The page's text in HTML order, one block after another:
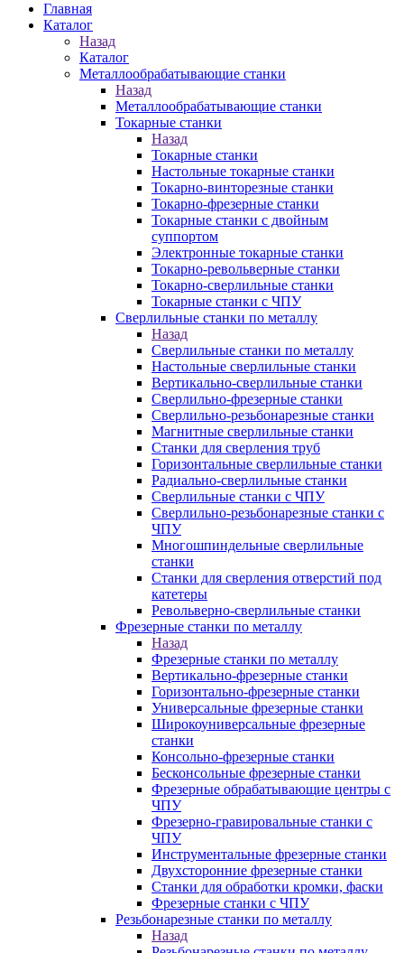
Главная
Каталог
Назад
Каталог
Металлообрабатывающие станки
Назад
Металлообрабатывающие станки
Токарные станки
Назад
Токарные станки
Настольные токарные станки
Токарно-винторезные станки
Токарно-фрезерные станки
Токарные станки с двойным
суппортом
Электронные токарные станки
Токарно-револьверные станки
Токарно-сверлильные станки
Токарные станки с ЧПУ
Сверлильные станки по металлу
Назад
Сверлильные станки по металлу
Настольные сверлильные станки
Вертикально-сверлильные станки
Сверлильно-фрезерные станки
Сверлильно-резьбонарезные станки
Магнитные сверлильные станки
Станки для сверления труб
Горизонтальные сверлильные станки
Радиально-сверлильные станки
Сверлильные станки с ЧПУ
Сверлильно-резьбонарезные станки с
ЧПУ
Многошпиндельные сверлильные
станки
Станки для сверления отверстий под
катетеры
Револьверно-сверлильные станки
Фрезерные станки по металлу
Назад
Фрезерные станки по металлу
Вертикально-фрезерные станки
Горизонтально-фрезерные станки
Универсальные фрезерные станки
Широкоуниверсальные фрезерные
станки
Консольно-фрезерные станки
Бесконсольные фрезерные станки
Фрезерные обрабатывающие центры с
ЧПУ
Фрезерно-гравировальные станки с
ЧПУ
Инструментальные фрезерные станки
Двухсторонние фрезерные станки
Станки для обработки кромки, фаски
Фрезерные станки с ЧПУ
Резьбонарезные станки по металлу
Назад